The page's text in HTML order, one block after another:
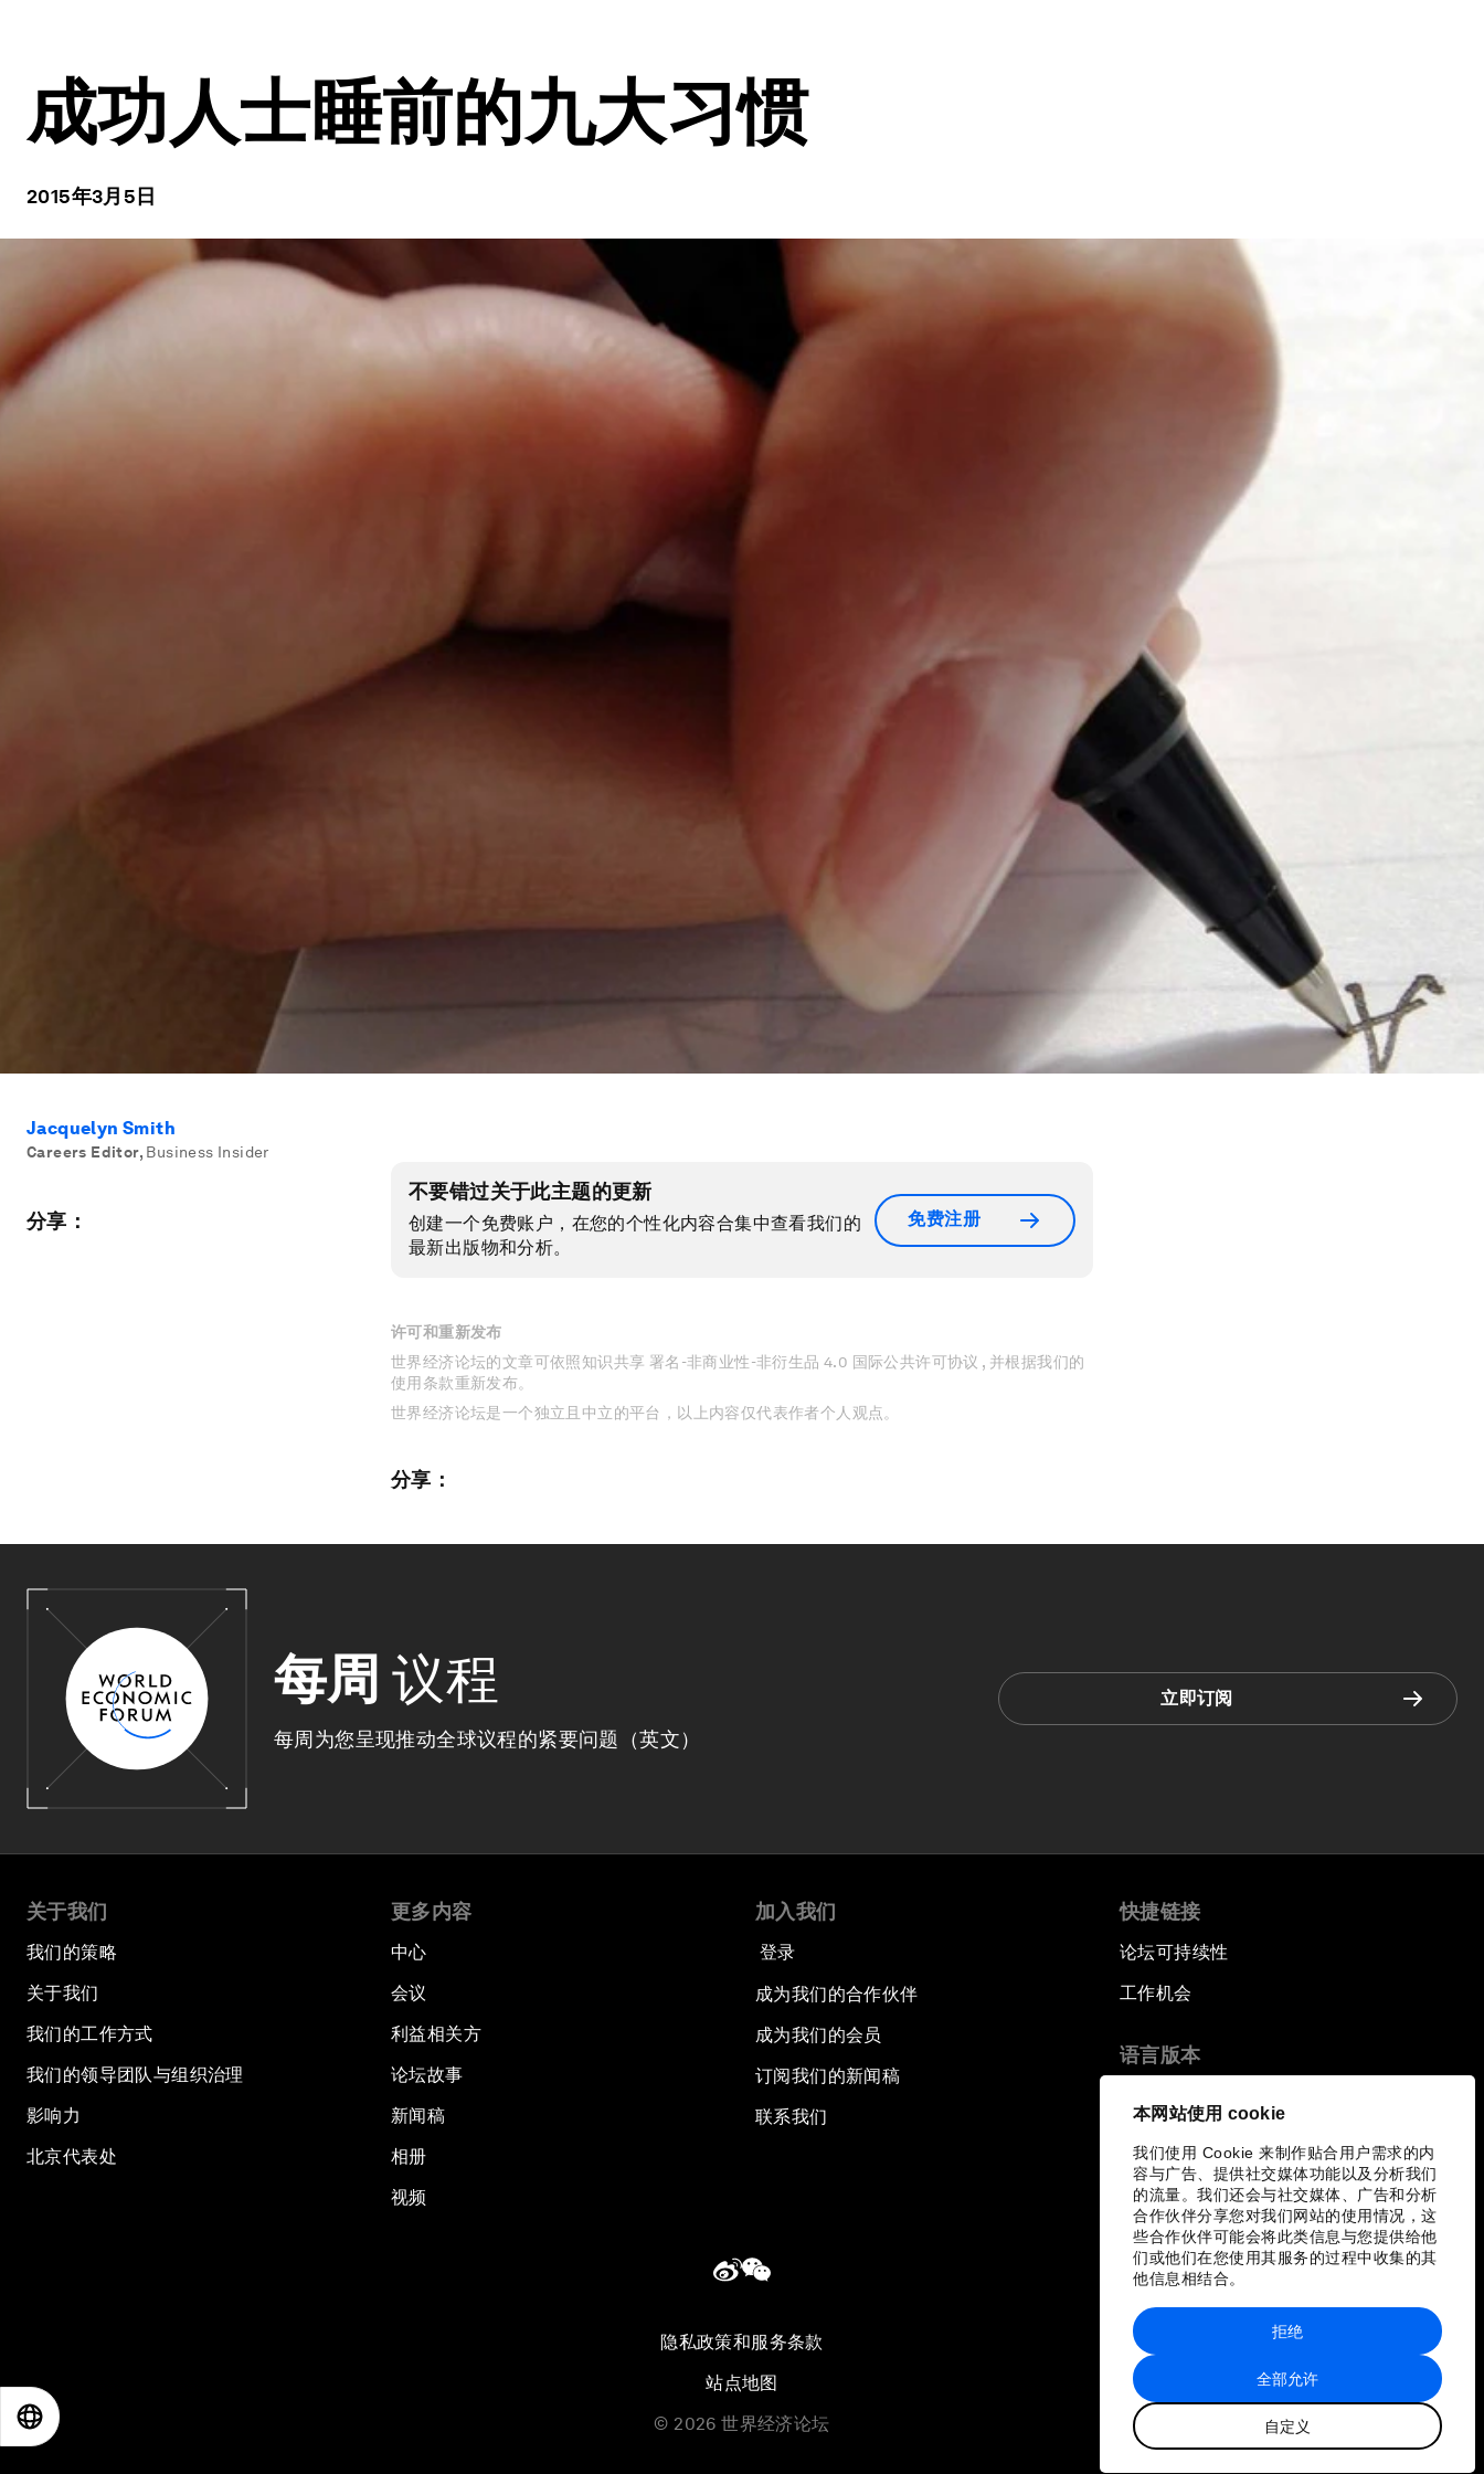
本网站使用 cookie
我们使用 Cookie 来制作贴合用户需求的内
容与广告、提供社交媒体功能以及分析我们
的流量。我们还会与社交媒体、广告和分析
合作伙伴分享您对我们网站的使用情况，这
些合作伙伴可能会将此类信息与您提供给他
们或他们在您使用其服务的过程中收集的其
他信息相结合。
全部允许
自定义
拒绝
成功人士睡前的九大习惯
2015年3月5日
Jacquelyn Smith
Careers Editor, Business Insider
分享：
不要错过关于此主题的更新
创建一个免费账户，在您的个性化内容合集中查看我们的
最新出版物和分析。
免费注册
许可和重新发布
世界经济论坛的文章可依照知识共享 署名-非商业性-非衍生品 4.0 国际公共许可协议 , 并根据我们的
使用条款重新发布。
世界经济论坛是一个独立且中立的平台，以上内容仅代表作者个人观点。
分享：
每周 议程
每周为您呈现推动全球议程的紧要问题（英文）
立即订阅
关于我们
我们的策略
关于我们
我们的工作方式
我们的领导团队与组织治理
影响力
北京代表处
更多内容
中心
会议
利益相关方
论坛故事
新闻稿
相册
视频
加入我们
登录
成为我们的合作伙伴
成为我们的会员
订阅我们的新闻稿
联系我们
快捷链接
论坛可持续性
工作机会
语言版本
隐私政策和服务条款
站点地图
© 2026 世界经济论坛